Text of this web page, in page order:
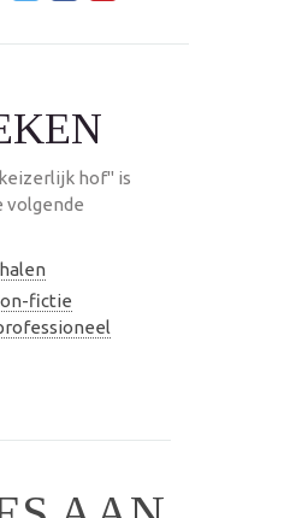
hof" is
volgende
fictie